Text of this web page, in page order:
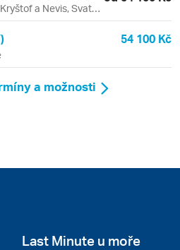
a Nevis, Svatý
54 100 Kč
a možnosti
Last Minute u moře